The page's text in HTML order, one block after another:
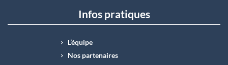
Infos pratiques
L’équipe
Nos partenaires